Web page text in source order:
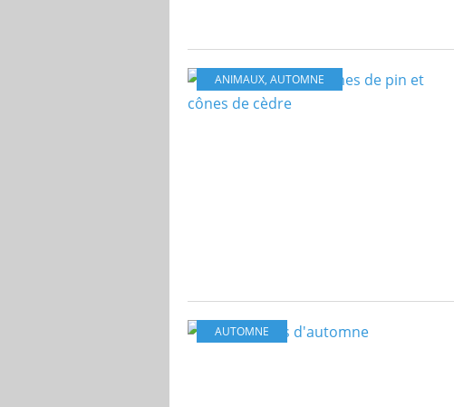
ANIMAUX, AUTOMNE
AUTOMNE